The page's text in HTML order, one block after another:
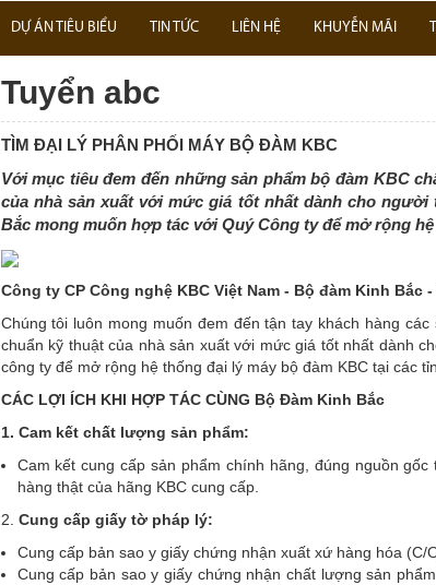
DỰ ÁN TIÊU BIỂU TIN TỨC LIÊN HỆ KHUYỄN MÃI
Tuyển abc
TÌM ĐẠI LÝ PHÂN PHỐI MÁY BỘ ĐÀM KBC
Với mục tiêu đem đến những sản phẩm bộ đàm KBC
của nhà sản xuất với mức giá tốt nhất dành cho người
Bắcmong muốn hợp tác với Quý Công ty để mở rộng
Công ty CP Công nghệ KBC Việt Nam - Bộ đàm Kinh
Chúng tôi luôn mong muốn đem đến tận tay khách hàng
chuẩn kỹ thuật của nhà sản xuất với mức giá tốt nhất dành
công ty để mở rộng hệ thống đại lý máy bộ đàm KBC tại các
CÁC LỢI ÍCH KHI HỢP TÁC CÙNG Bộ Đàm Kinh Bắc
1. Cam kết chất lượng sản phẩm:
Cam kết cung cấp sản phẩm chính hãng, đúng nguồn
hàng thật của hãng KBC cung cấp.
2. Cung cấp giấy tờ pháp lý:
Cung cấp bản sao y giấy chứng nhận xuất xứ hàng hóa (C/
Cung cấp bản sao y giấy chứng nhận chất lượng sản